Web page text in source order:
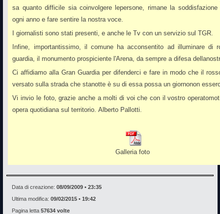
sa quanto difficile sia coinvolgere lepersone, rimane la
ogni anno e fare sentire la nostra voce.
I giornalisti sono stati presenti, e anche le Tv con un servizio sul TGR.
Infine, importantissimo, il comune ha acconsentito ad illuminare di
guardia, il monumento prospiciente l'Arena, da sempre a difesa
Ci affidiamo alla Gran Guardia per difenderci e fare in modo che il
versato sulla strada che stanotte è su di essa possa un giornonon
Vi invio le foto, grazie anche a molti di voi che con il vostro
opera quotidiana sul territorio.Alberto Pallotti.
Galleria foto
Data di creazione:08/09/2009 • 23:35
Ultima modifica:09/02/2015 • 19:42
Pagina letta57634 volte